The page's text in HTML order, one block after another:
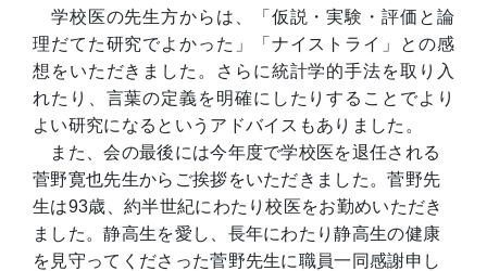
学校医の先生方からは、「仮説・実験・評価と論
理だてた研究でよかった」「ナイストライ」との感
想をいただきました。さらに統計学的手法を取り入
れたり、言葉の定義を明確にしたりすることでより
よい研究になるというアドバイスもありました。
また、会の最後には今年度で学校医を退任される
菅野寛也先生からご挨拶をいただきました。菅野先
生は93歳、約半世紀にわたり校医をお勤めいただき
ました。静高生を愛し、長年にわたり静高生の健康
を見守ってくださった菅野先生に職員一同感謝申し